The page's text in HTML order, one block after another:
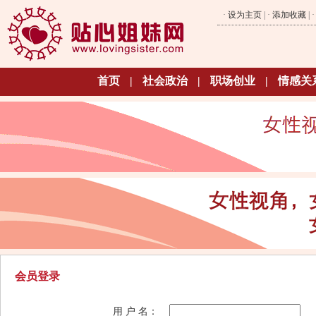
· 设为主页 | · 添加收藏 | ·
首页 | 社会政治 | 职场创业 | 情感关
会员登录
用 户 名：